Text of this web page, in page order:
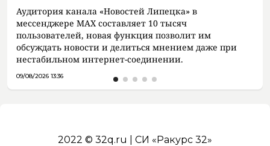
Аудитория канала «Новостей Липецка» в
мессенджере MAX составляет 10 тысяч
пользователей, новая функция позволит им
обсуждать новости и делиться мнением даже при
нестабильном интернет-соединении.
09/08/2026 13:36
2022 © 32q.ru | СИ «Ракурс 32»